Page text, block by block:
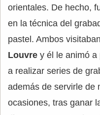
orientales. De hecho,
en la técnica del
pastel. Ambos
Louvre y él le animó a
a realizar series de
además de servirle de
ocasiones, tras ganar